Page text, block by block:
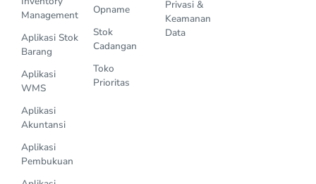
Management
Aplikasi Stok
Barang
Aplikasi
WMS
Aplikasi
Akuntansi
Aplikasi
Pembukuan
Opname
Stok
Cadangan
Toko
Prioritas
Privasi &
Keamanan
Data